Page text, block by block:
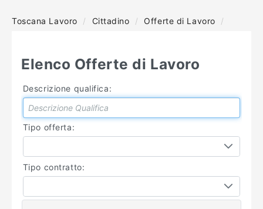
HOME
MANUALISTICA
Toscana Lavoro / Cittadino / Offerte di Lavoro /
Elenco Offerte di Lavoro
Descrizione qualifica:
Tipo offerta:
Tipo contratto: